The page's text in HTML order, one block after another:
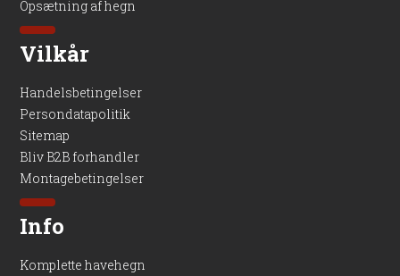
Opsætning af hegn
Vilkår
Handelsbetingelser
Persondatapolitik
Sitemap
Bliv B2B forhandler
Montagebetingelser
Info
Komplette havehegn